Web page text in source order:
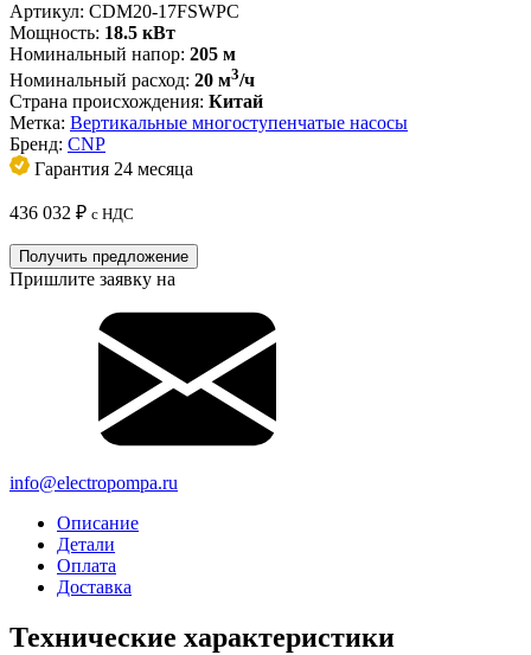
Артикул: CDM20-17FSWPC
Мощность: 18.5 кВт
Номинальный напор: 205 м
Номинальный расход: 20 м3/ч
Страна происхождения: Китай
Метка: Вертикальные многоступенчатые насосы
Бренд: CNP
Гарантия 24 месяца
436 032 ₽ с НДС
Получить предложение
Пришлите заявку на
info@electropompa.ru
Описание
Детали
Оплата
Доставка
Технические характеристики